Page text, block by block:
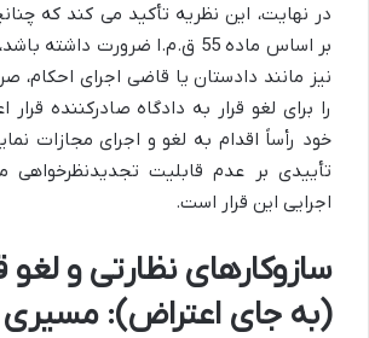
در نهایت، این نظریه تأکید می کند که
بر اساس ماده 55 ق.م.ا ضرورت
نیز مانند دادستان یا قاضی اجرای احکام،
را برای لغو قرار به دادگاه صادرکننده قرار
خود رأساً اقدام به لغو و اجرای مجازات
تأییدی بر عدم قابلیت
اجرایی این قرار است.
سازوکارهای نظارتی و لغو
(به جای اعتراض): مسیری